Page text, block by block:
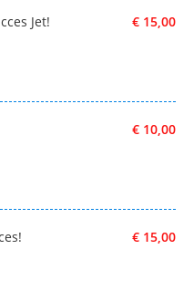
€ 15,00
Jet!
€ 10,00
€ 15,00